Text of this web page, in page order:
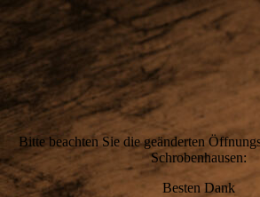
Bitte beachten Sie die geänderten
Schrobenhausen:
Besten Dank